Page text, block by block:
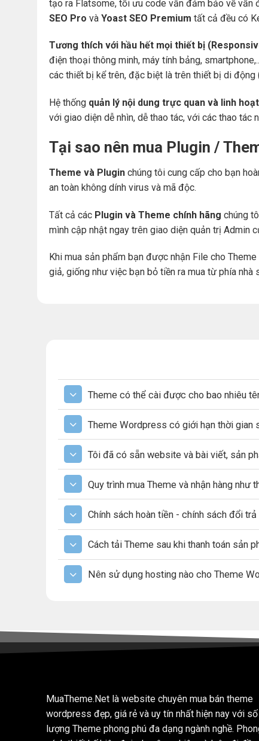
tạo ra Flatsome, tối ưu code vẫn đảm bảo về vấn
SEO Pro và Yoast SEO Premium tất cả đều có
Tương thích với hầu hết mọi thiết bị
điện thoại thông minh, máy tính bảng,
các thiết bị kể trên, đặc biệt là trên thiết bị di
Hệ thống quản lý nội dung trực quan và linh hoạt
với giao diện dễ nhìn, dễ thao tác, với các thao tác
Tại sao nên mua Plugin /
Theme và Plugin chúng tôi cung cấp cho bạn
an toàn không dính virus và mã độc.
Tất cả các Plugin và Theme chính hãng chúng
mình cập nhật ngay trên giao diện quản trị Admin
Khi mua sản phẩm bạn được nhận File cho
giả, giống như việc bạn bỏ tiền ra mua từ phía
Theme có thể cài được cho bao nhiêu
Theme Wordpress có giới hạn thời gian
Tôi đã có sẵn website và bài viết, sản
Quy trình mua Theme và nhận hàng như
Chính sách hoàn tiền - chính sách đổi
Cách tải Theme sau khi thanh toán sản
Nên sử dụng hosting nào cho Theme
MuaTheme.Net là website chuyên mua bán theme
wordpress đẹp, giá rẻ và uy tín nhất hiện nay với số
lượng Theme phong phú đa dạng ngành nghề.